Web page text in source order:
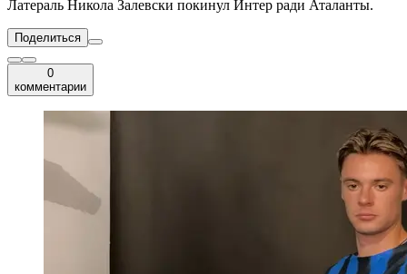
Латераль Никола Залевски покинул Интер ради Аталанты.
Поделиться
0
комментарии